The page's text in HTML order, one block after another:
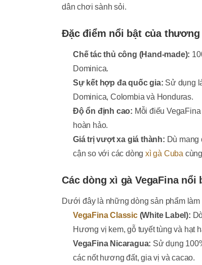
dân chơi sành sỏi.
Đặc điểm nổi bật của thương
Chế tác thủ công (Hand-made):
Dominica.
Sự kết hợp đa quốc gia: Sử dụng
Dominica, Colombia và Honduras.
Độ ổn định cao: Mỗi điếu
hoàn hảo.
Giá trị vượt xa giá thành: Dù
cận so với các dòngxì gà Cuba
Các dòng xì gà VegaFina nổi
Dưới đây là những dòng sản phẩm làm
VegaFina Classic(White Label):
Hương vị kem, gỗ tuyết tùng và hạt
VegaFina Nicaragua: Sử dụng
các nốt hương đất, gia vị và cacao.